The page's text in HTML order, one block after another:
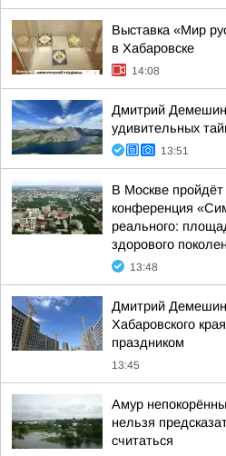
Выставка «Мир
в Хабаровске
14:08
Дмитрий
удивительных
13:51
В Москве пройдёт
конференция
реального:
здорового
13:48
Дмитрий Демешин
Хабаровского
праздником
13:45
Амур
нельзя
считаться